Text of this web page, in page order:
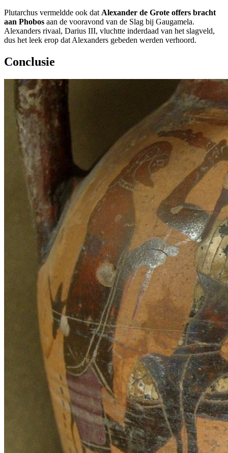
Plutarchus vermeldde ook dat Alexander de Grote offers bracht
aan Phobos aan de vooravond van de Slag bij Gaugamela.
Alexanders rivaal, Darius III, vluchtte inderdaad van het slagveld,
dus het leek erop dat Alexanders gebeden werden verhoord.
Conclusie